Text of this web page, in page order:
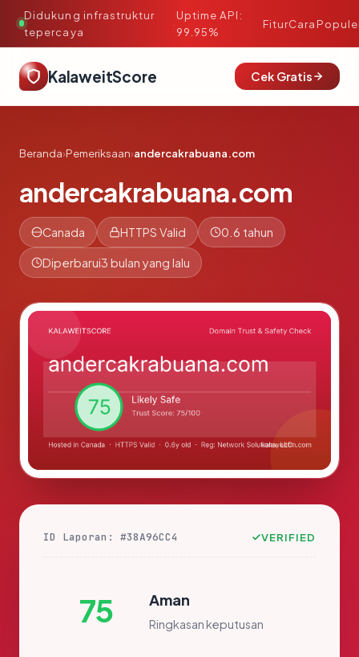
Didukung infrastruktur
tepercaya
·
Uptime API:
99.95%
FiturCara
KalaweitScore Cek Gratis
Beranda›Pemeriksaan›andercakrabuana.com
andercakrabuana.com
Canada HTTPS Valid 0.6 tahun
Diperbarui3 bulan yang lalu
ID Laporan: #38A96CC4 VERIFIED
75 Aman
Ringkasan keputusan